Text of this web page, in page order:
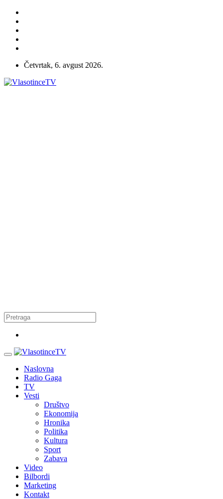
Četvrtak, 6. avgust 2026.
Naslovna
Radio Gaga
TV
Vesti
Društvo
Ekonomija
Hronika
Politika
Kultura
Sport
Zabava
Video
Bilbordi
Marketing
Kontakt